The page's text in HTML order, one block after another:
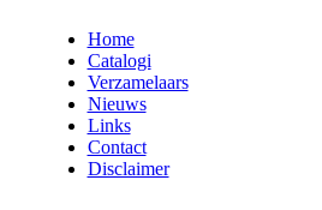
Home
Catalogi
Verzamelaars
Nieuws
Links
Contact
Disclaimer